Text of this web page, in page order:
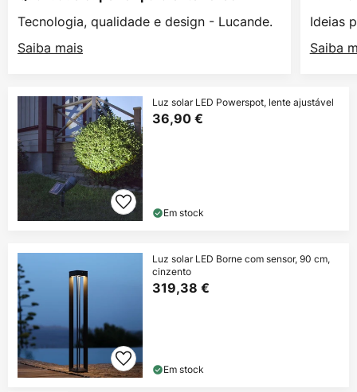
Tecnologia, qualidade e design - Lucande.
Saiba mais
Ideias
Saiba
Luz solar LED Powerspot, lente ajustável
36,90 €
Em stock
Luz solar LED Borne com sensor, 90 cm,
cinzento
319,38 €
Em stock